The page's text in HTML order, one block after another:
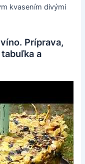
kvasením divými
Príprava,
a